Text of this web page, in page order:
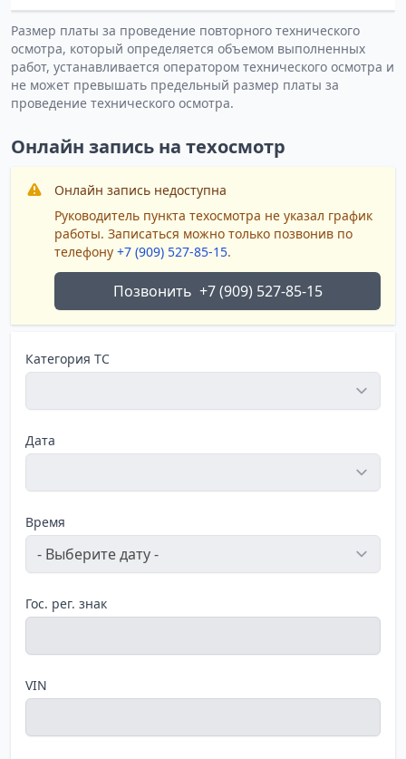
Размер платы за проведение повторного технического
осмотра, который определяется объемом выполненных
работ, устанавливается оператором технического осмотра и
не может превышать предельный размер платы за
проведение технического осмотра.
Онлайн запись на техосмотр
Онлайн запись недоступна
Руководитель пункта техосмотра не указал график
работы. Записаться можно только позвонив по
телефону +7 (909) 527-85-15.
Позвонить +7 (909) 527-85-15
Категория ТС
Дата
Время
Гос. рег. знак
VIN